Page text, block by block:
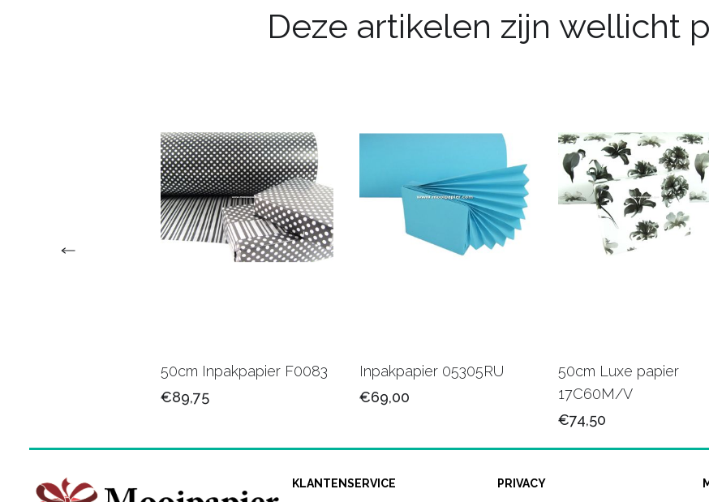
Deze artikelen zijn wellicht
50cm Inpakpapier F0083
€89,75
Inpakpapier 05305RU
€69,00
50cm Luxe papier
17C60M/V
€74,50
KLANTENSERVICE PRIVACY